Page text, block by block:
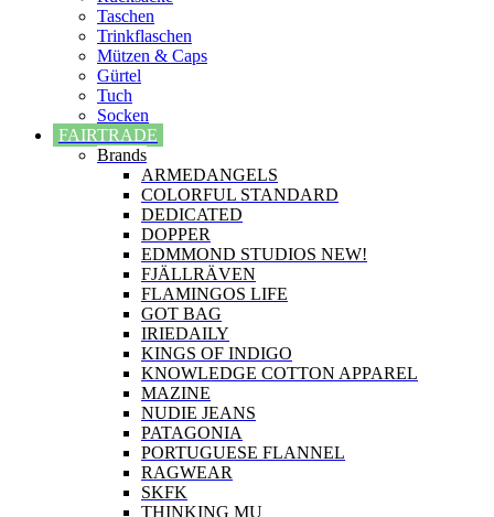
Taschen
Trinkflaschen
Mützen & Caps
Gürtel
Tuch
Socken
FAIRTRADE
Brands
ARMEDANGELS
COLORFUL STANDARD
DEDICATED
DOPPER
EDMMOND STUDIOS NEW!
FJÄLLRÄVEN
FLAMINGOS LIFE
GOT BAG
IRIEDAILY
KINGS OF INDIGO
KNOWLEDGE COTTON APPAREL
MAZINE
NUDIE JEANS
PATAGONIA
PORTUGUESE FLANNEL
RAGWEAR
SKFK
THINKING MU